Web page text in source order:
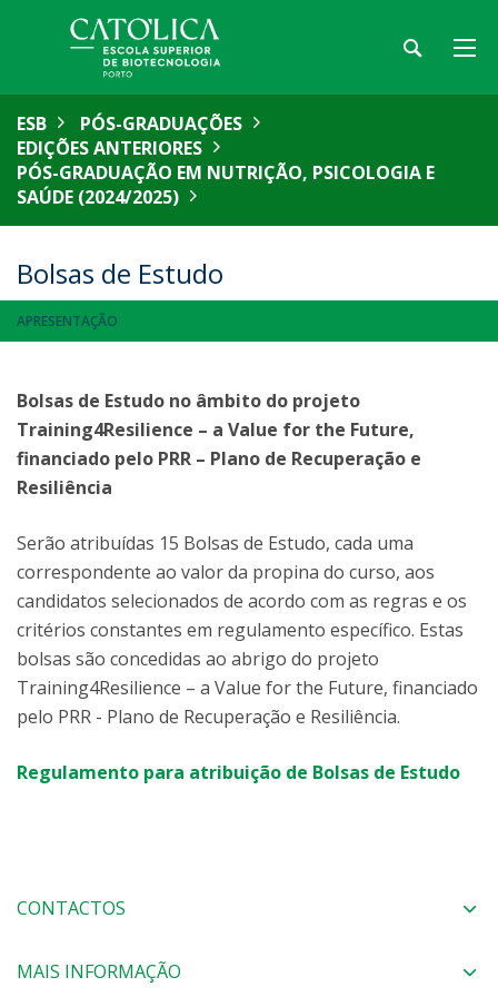
ESB
PÓS-GRADUAÇÕES
EDIÇÕES ANTERIORES
PÓS-GRADUAÇÃO EM NUTRIÇÃO, PSICOLOGIA E
SAÚDE (2024/2025)
Bolsas de Estudo
APRESENTAÇÃO
Bolsas de Estudo no âmbito do projeto
Training4Resilience – a Value for the Future,
financiado pelo PRR – Plano de Recuperação e
Resiliência
Serão atribuídas 15 Bolsas de Estudo, cada uma
correspondente ao valor da propina do curso, aos
candidatos selecionados de acordo com as regras e os
critérios constantes em regulamento específico. Estas
bolsas são concedidas ao abrigo do projeto
Training4Resilience – a Value for the Future, financiado
pelo PRR - Plano de Recuperação e Resiliência.
Regulamento para atribuição de Bolsas de Estudo
CONTACTOS
MAIS INFORMAÇÃO